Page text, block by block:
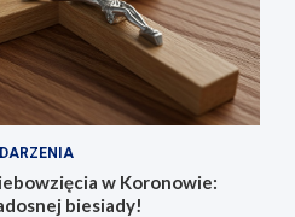
w Koronowie:
biesiady!